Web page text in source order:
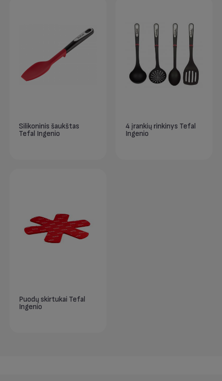
Silikoninis šaukštas
Tefal Ingenio
4 įrankių rinkinys Tefal
Ingenio
Puodų skirtukai Tefal
Ingenio